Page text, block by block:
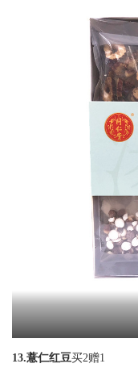
13.薏仁红豆买2赠1